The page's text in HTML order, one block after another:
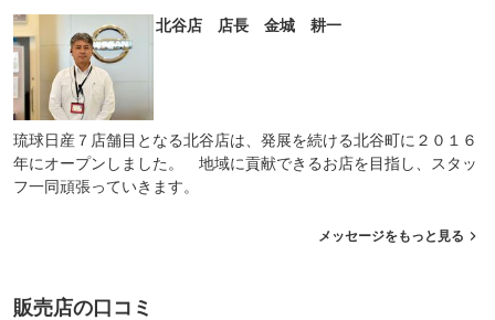
北谷店 店長 金城 耕一
琉球日産７店舗目となる北谷店は、発展を続ける北谷町に２０１６
年にオープンしました。 地域に貢献できるお店を目指し、スタッ
フ一同頑張っていきます。
メッセージをもっと見る
販売店の口コミ